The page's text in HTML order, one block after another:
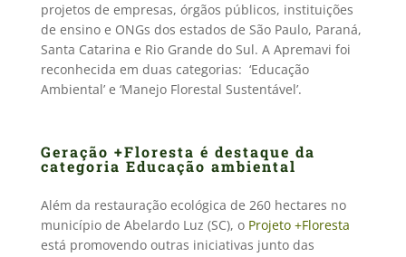
projetos de empresas, órgãos públicos, instituições
de ensino e ONGs dos estados de São Paulo, Paraná,
Santa Catarina e Rio Grande do Sul. A Apremavi foi
reconhecida em duas categorias: ‘Educação
Ambiental’ e ‘Manejo Florestal Sustentável’.
Geração +Floresta é destaque da
categoria Educação ambiental
Além da restauração ecológica de 260 hectares no
município de Abelardo Luz (SC), o Projeto +Floresta
está promovendo outras iniciativas junto das